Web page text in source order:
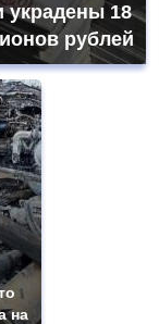
украдены 18
рублей
на